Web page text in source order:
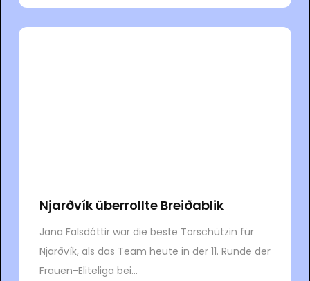
Njarðvík überrollte Breiðablik
Jana Falsdóttir war die beste Torschützin für
Njarðvík, als das Team heute in der 11. Runde der
Frauen-Eliteliga bei...